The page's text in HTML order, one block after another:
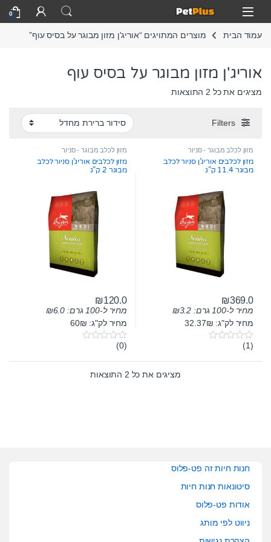
Skip to navigation
Skip to content
Open
0
עמוד הבית מוצרים המתויגים “אוריג'ן מזון מבוגר על בסיס עוף”
אוריג'ן מזון מבוגר על בסיס עוף
מציגים את כל ⁦2⁩ התוצאות
Filters
מזון לכלב מבוגר - סניור
מזון לכלבים אוריג’ן סניור לכלב
מבוגר 11.4 ק”ג
₪369.0
מחיר ל-100 גרם: ₪3.2
מחיר לק"ג: 32.37₪
0
u
(1)
מזון לכלב מבוגר - סניור
מזון לכלבים אוריג’ן סניור לכלב
מבוגר 2 ק”ג
₪120.0
מחיר ל-100 גרם: ₪6.0
מחיר לק"ג: 60₪
0
u
t
(0)
מציגים את כל ⁦2⁩ התוצאות
חנות חיות זה פט-פלוס
סיטונאות חנות חיות
אודות פט-פלוס
ניווט לפי מותג